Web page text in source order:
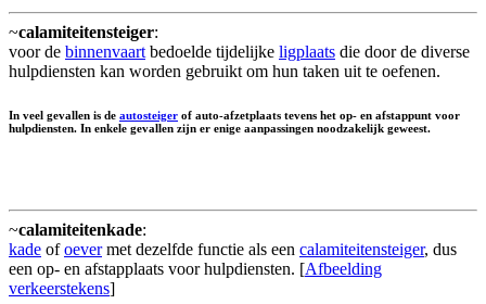
~calamiteitensteiger:
voor de binnenvaart bedoelde tijdelijke ligplaats die door de diverse
hulpdiensten kan worden gebruikt om hun taken uit te oefenen.
In veel gevallen is de autosteiger of auto-afzetplaats tevens het op- en afstappunt voor
hulpdiensten. In enkele gevallen zijn er enige aanpassingen noodzakelijk geweest.
~calamiteitenkade:
kade ofoevermet dezelfde functie als een calamiteitensteiger, dus
een op- en afstapplaats voor hulpdiensten. [Afbeelding
verkeerstekens]